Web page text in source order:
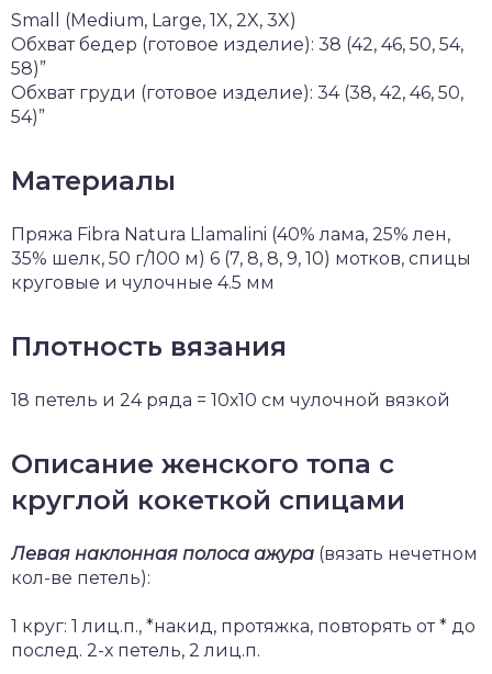
Small (Medium, Large, 1X, 2X, 3X)
Обхват бедер (готовое изделие): 38 (42, 46, 50, 54,
58)”
Обхват груди (готовое изделие): 34 (38, 42, 46, 50,
54)”
Материалы
Пряжа Fibra Natura Llamalini (40% лама, 25% лен,
35% шелк, 50 г/100 м) 6 (7, 8, 8, 9, 10) мотков, спицы
круговые и чулочные 4.5 мм
Плотность вязания
18 петель и 24 ряда = 10х10 см чулочной вязкой
Описание женского топа с
круглой кокеткой спицами
Левая наклонная полоса ажура (вязать нечетном
кол-ве петель):
1 круг: 1 лиц.п., *накид, протяжка, повторять от * до
послед. 2-х петель, 2 лиц.п.